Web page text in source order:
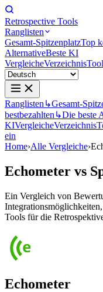
Retrospective Tools
Ranglisten
Gesamt-SpitzenplatzTop
AlternativeBeste KI
VergleicheVerzeichnis
Ranglisten ↳Gesamt-
bestbezahlten ↳Die beste
KIVergleicheVerzeichnis
ein
Home›Alle Vergleiche›
Echometer vs
Ein Vergleich von
Tools für die
Echometer